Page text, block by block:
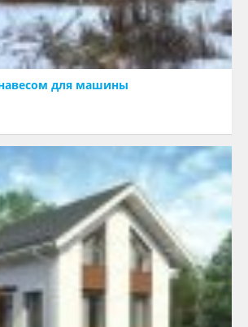
для машины